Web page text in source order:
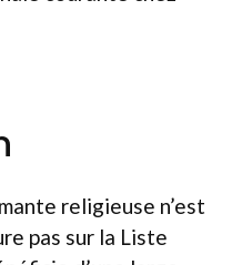
religieuse n’est
pas sur la Liste